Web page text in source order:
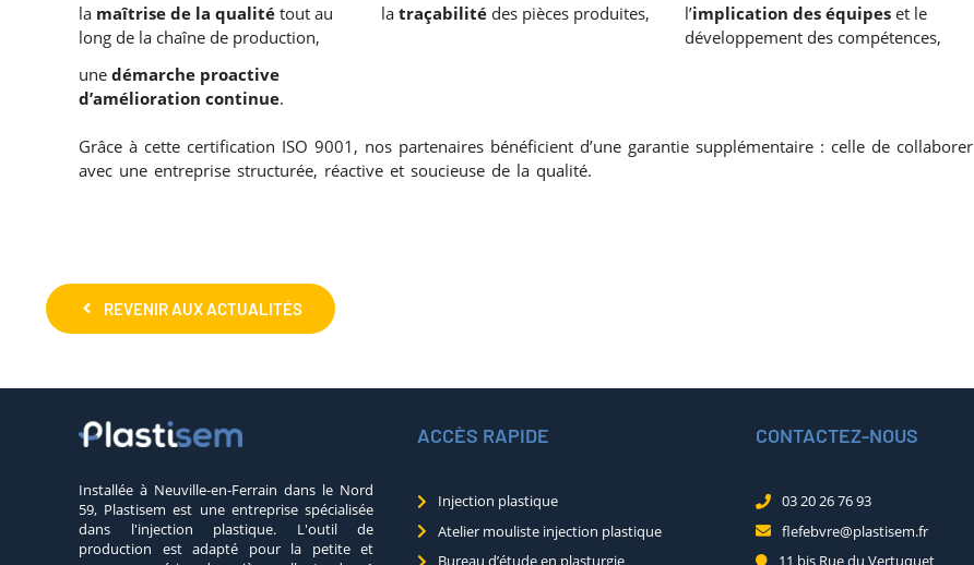
la maîtrise de la qualité tout au
long de la chaîne de production,
latraçabilité des pièces produites, l’implication des équipeset le
développement des compétences,
une démarche proactive
d’amélioration continue.
Grâce à cette certification ISO 9001, nos partenaires bénéficient d’une garantie supplémentaire : celle de collaborer
avec une entreprise structurée, réactive et soucieuse de la qualité.
REVENIR AUX ACTUALITÉS
Installée à Neuville-en-Ferrain dans le Nord
59, Plastisem est une entreprise spécialisée
dans l'injection plastique. L'outil de
production est adapté pour la petite et
ACCÈS RAPIDE
Injection plastique
Atelier mouliste injection plastique
CONTACTEZ-NOUS
03 20 26 76 93
flefebvre@plastisem.fr